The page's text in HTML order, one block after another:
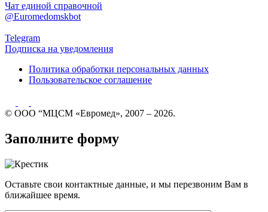
Чат единой справочной
@Euromedomskbot
Telegram
Подписка на уведомления
Политика обработки персональных данных
Пользовательское соглашение
© ООО “МЦСМ «Евромед», 2007 – 2026.
Заполните форму
Оставьте свои контактные данные, и мы перезвоним Вам в
ближайшее время.